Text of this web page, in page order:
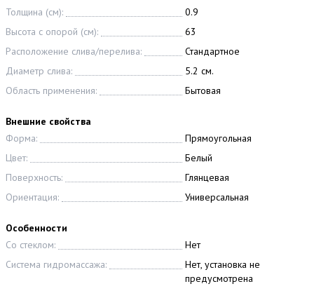
Толщина (см):
0.9
Высота с опорой (см):
63
Расположение слива/перелива:
Стандартное
Диаметр слива:
5.2 см.
Область применения:
Бытовая
Внешние свойства
Форма:
Прямоугольная
Цвет:
Белый
Поверхность:
Глянцевая
Ориентация:
Универсальная
Особенности
Со стеклом:
Нет
Система гидромассажа:
Нет, установка не
предусмотрена